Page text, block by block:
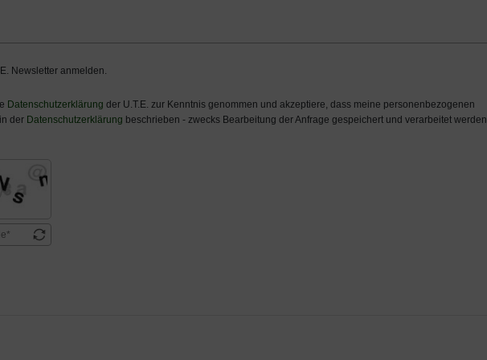
Newsletter anmelden.
Datenschutzerklärung der U.T.E. zur Kenntnis genommen und akzeptiere, dass meine personenbezogenen
der Datenschutzerklärung beschrieben - zwecks Bearbeitung der Anfrage gespeichert und verarbeitet werden.